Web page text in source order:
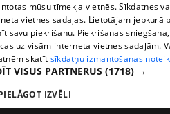
mūsu tīmekļa vietnēs. Sīkdatnes
vietnes sadaļas. Lietotājam jebkurā
savu piekrišanu. Piekrišanas
uz visām interneta vietnes sadaļām.
skatīt sīkdatņu izmantošanas
VISUS PARTNERUS (1718) →
IZVĒLI